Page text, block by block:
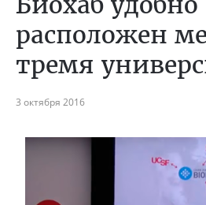
расположен
тремя
3 октября 2016